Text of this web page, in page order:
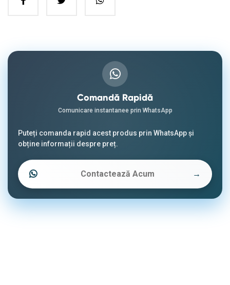
Comandă Rapidă
Comunicare instantanee prin WhatsApp
Puteți comanda rapid acest produs prin WhatsApp și
obține informații despre preț.
Contactează Acum →